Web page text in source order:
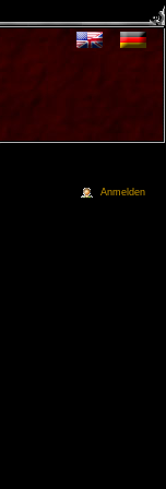
Anmelden